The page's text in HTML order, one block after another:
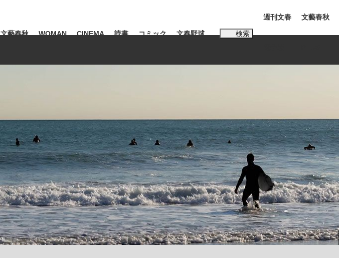
「最悪の空気のまま解散」WBC日本代表“敗戦”の真実 選手が明かす...
観る将棋、読む将棋
文藝春秋 WOMAN CINEMA 読書 コミック 文春野球 検索
#森岡毅 #城彰二 #内田有紀
#松田聖子
週刊文春 文藝春秋